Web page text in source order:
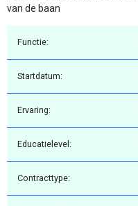
van de baan
Functie:
Startdatum:
Ervaring:
Educatielevel:
Contracttype: